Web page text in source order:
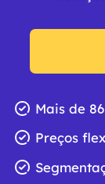
Mais de
Preços